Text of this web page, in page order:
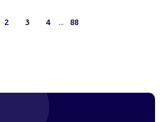
2 3 4 ... 88